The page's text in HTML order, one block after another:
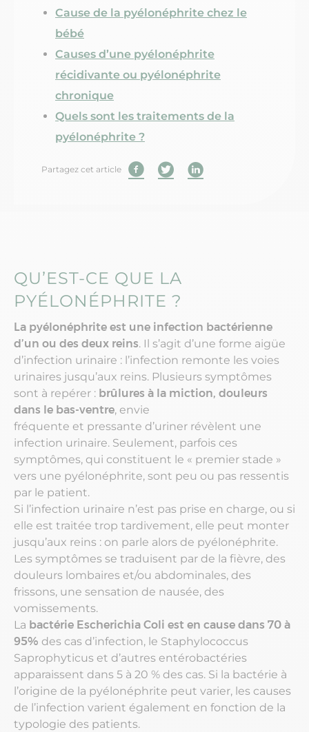
Cause de la pyélonéphrite chez le
bébé
Causes d’une pyélonéphrite
récidivante ou pyélonéphrite
chronique
Quels sont les traitements de la
pyélonéphrite ?
Partagez cet article
QU’EST-CE QUE LA
PYÉLONÉPHRITE ?
La pyélonéphrite est une infection bactérienne
d’un ou des deux reins. Il s’agit d’une forme aigüe
d’infection urinaire : l’infection remonte les voies
urinaires jusqu’aux reins. Plusieurs symptômes
sont à repérer : brûlures à la miction, douleurs
dans le bas-ventre, envie
fréquente et pressante d’uriner révèlent une
infection urinaire. Seulement, parfois ces
symptômes, qui constituent le « premier stade »
vers une pyélonéphrite, sont peu ou pas ressentis
par le patient.
Si l’infection urinaire n’est pas prise en charge, ou si
elle est traitée trop tardivement, elle peut monter
jusqu’aux reins : on parle alors de pyélonéphrite.
Les symptômes se traduisent par de la fièvre, des
douleurs lombaires et/ou abdominales, des
frissons, une sensation de nausée, des
vomissements.
La bactérie Escherichia Coli est en cause dans 70 à
95% des cas d’infection, le Staphylococcus
Saprophyticus et d’autres entérobactéries
apparaissent dans 5 à 20 % des cas. Si la bactérie à
l’origine de la pyélonéphrite peut varier, les causes
de l’infection varient également en fonction de la
typologie des patients.